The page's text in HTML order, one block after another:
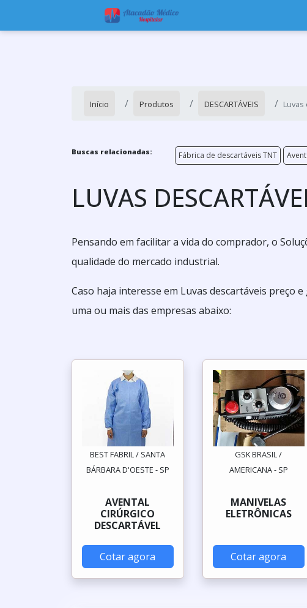
Início Produtos DESCARTÁVEIS
Buscas relacionadas: Fábrica de descartáveis TNT
LUVAS
Pensando em facilitar a vida do comprador, o
qualidade do mercado industrial.
Caso haja interesse em Luvas descartáveis preço
uma ou mais das empresas abaixo:
BEST FABRIL / SANTA
BÁRBARA D'OESTE - SP
AVENTAL
CIRÚRGICO
DESCARTÁVEL
Cotar agora
GSK BRASIL /
AMERICANA - SP
MANIVELAS
ELETRÔNICAS
Cotar agora